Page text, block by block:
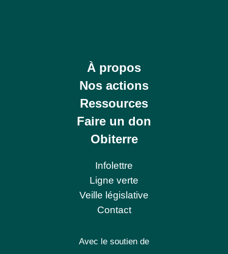
À propos
Nos actions
Ressources
Faire un don
Obiterre
Infolettre
Ligne verte
Veille législative
Contact
Avec le soutien de